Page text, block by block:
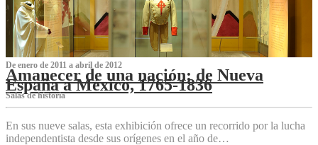
De enero de 2011 a abril de 2012
Amanecer de una nación: de Nueva
España a México, 1765-1836
Salas de historia
En sus nueve salas, esta exhibición ofrece un recorrido por la lucha
independentista desde sus orígenes en el año de…